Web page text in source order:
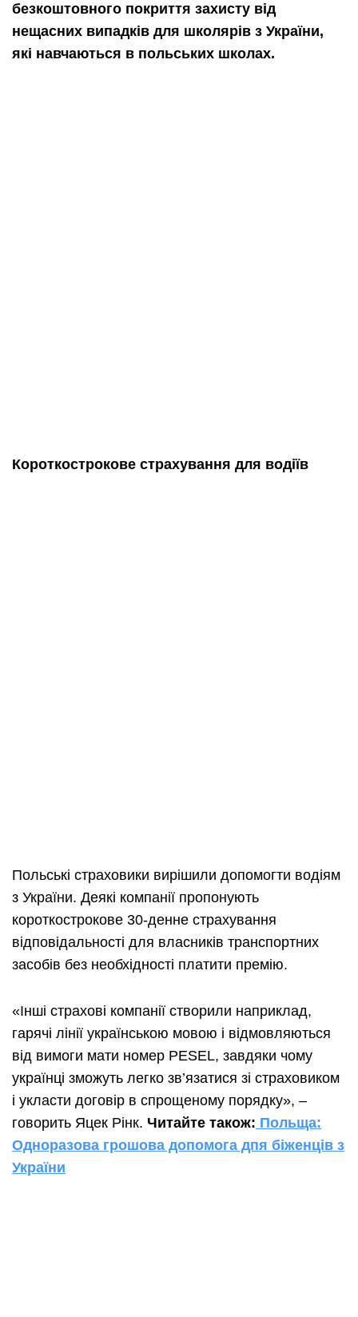
безкоштовного покриття захисту від
нещасних випадків для школярів з України,
які навчаються в польських школах.
Короткострокове страхування для водіїв
Польські страховики вирішили допомогти водіям
з України. Деякі компанії пропонують
короткострокове 30-денне страхування
відповідальності для власників транспортних
засобів без необхідності платити премію.
«Інші страхові компанії створили наприклад,
гарячі лінії українською мовою і відмовляються
від вимоги мати номер PESEL, завдяки чому
українці зможуть легко зв’язатися зі страховиком
і укласти договір в спрощеному порядку», –
говорить Яцек Рінк. Читайте також: Польща:
Одноразова грошова допомога дпя біженців з
України